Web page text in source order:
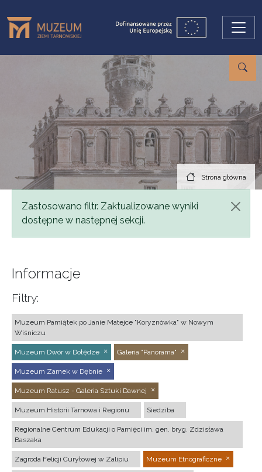
Strona główna
Komunikat
Zastosowano filtr. Zaktualizowane wyniki
dostępne w następnej sekcji.
Informacje
Filtry:
Muzeum Pamiątek po Janie Matejce "Koryznówka" w Nowym
Wiśniczu
Muzeum Dwór w Dołędze Galeria "Panorama"
Muzeum Zamek w Dębnie
Muzeum Ratusz - Galeria Sztuki Dawnej
Muzeum Historii Tarnowa i Regionu Siedziba
Regionalne Centrum Edukacji o Pamięci im. gen. bryg. Zdzisława
Baszaka
Zagroda Felicji Curyłowej w Zalipiu Muzeum Etnograficzne